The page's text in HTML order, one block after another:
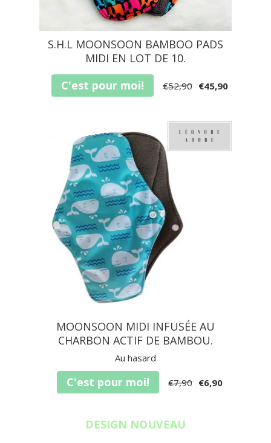
S.H.L MOONSOON BAMBOO PADS
MIDI EN LOT DE 10.
C'est pour moi!
€52,90 €45,90
MOONSOON MIDI INFUSÉE AU
CHARBON ACTIF DE BAMBOU.
Au hasard
C'est pour moi! €7,90 €6,90
DESIGN NOUVEAU